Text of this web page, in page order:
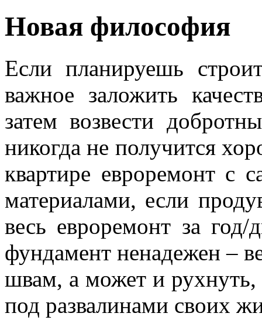
Новая философия
Если планируешь
важное заложить
затем возвести
никогда не получится
квартире евроремонт с
материалами, если
весь евроремонт за
фундамент ненадежен –
швам, а может и рухнуть,
под развалинами своих